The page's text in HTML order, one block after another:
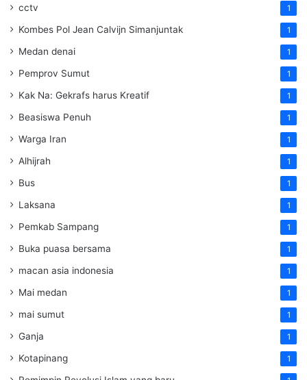
cctv 1
Kombes Pol Jean Calvijn Simanjuntak 1
Medan denai 1
Pemprov Sumut 1
Kak Na: Gekrafs harus Kreatif 1
Beasiswa Penuh 1
Warga Iran 1
Alhijrah 1
Bus 1
Laksana 1
Pemkab Sampang 1
Buka puasa bersama 1
macan asia indonesia 1
Mai medan 1
mai sumut 1
Ganja 1
Kotapinang 1